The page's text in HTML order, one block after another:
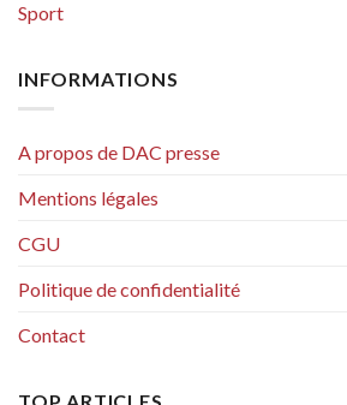
Sport
INFORMATIONS
A propos de DAC presse
Mentions légales
CGU
Politique de confidentialité
Contact